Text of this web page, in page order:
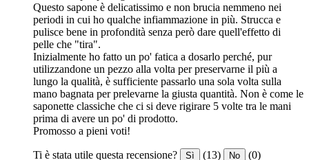
Questo sapone è delicatissimo e non brucia nemmeno nei
periodi in cui ho qualche infiammazione in più. Strucca e
pulisce bene in profondità senza però dare quell'effetto di
pelle che "tira".
Inizialmente ho fatto un po' fatica a dosarlo perché, pur
utilizzandone un pezzo alla volta per preservarne il più a
lungo la qualità, è sufficiente passarlo una sola volta sulla
mano bagnata per prelevarne la giusta quantità. Non è come le
saponette classiche che ci si deve rigirare 5 volte tra le mani
prima di avere un po' di prodotto.
Promosso a pieni voti!
Ti è stata utile questa recensione? Sì (13) No (0)